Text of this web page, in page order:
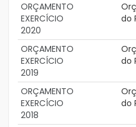
ORÇAMENTO
EXERCÍCIO
2020
do
ORÇAMENTO
EXERCÍCIO
2019
do
ORÇAMENTO
EXERCÍCIO
2018
do